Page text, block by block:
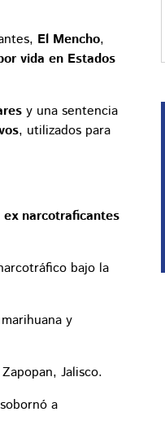
El Mencho,
vida en Estados
y una sentencia
, utilizados para
ex narcotraficantes
bajo la
y
Jalisco.
a